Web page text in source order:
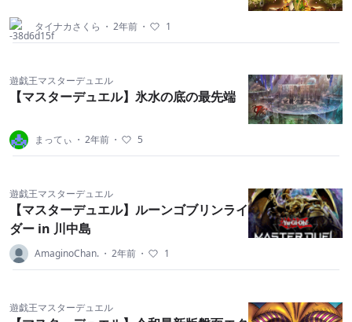
タイナカさくら ・ 2年前 ・ 1
遊戯王マスターデュエル
【マスターデュエル】氷水の底の最先端
まってぃ ・ 2年前 ・ 5
遊戯王マスターデュエル
【マスターデュエル】ルーンゴブリンライ
ダー in 川中島
AmaginoChan. ・ 2年前 ・ 1
遊戯王マスターデュエル